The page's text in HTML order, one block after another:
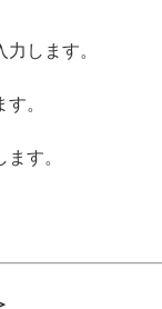
します。
。
す。